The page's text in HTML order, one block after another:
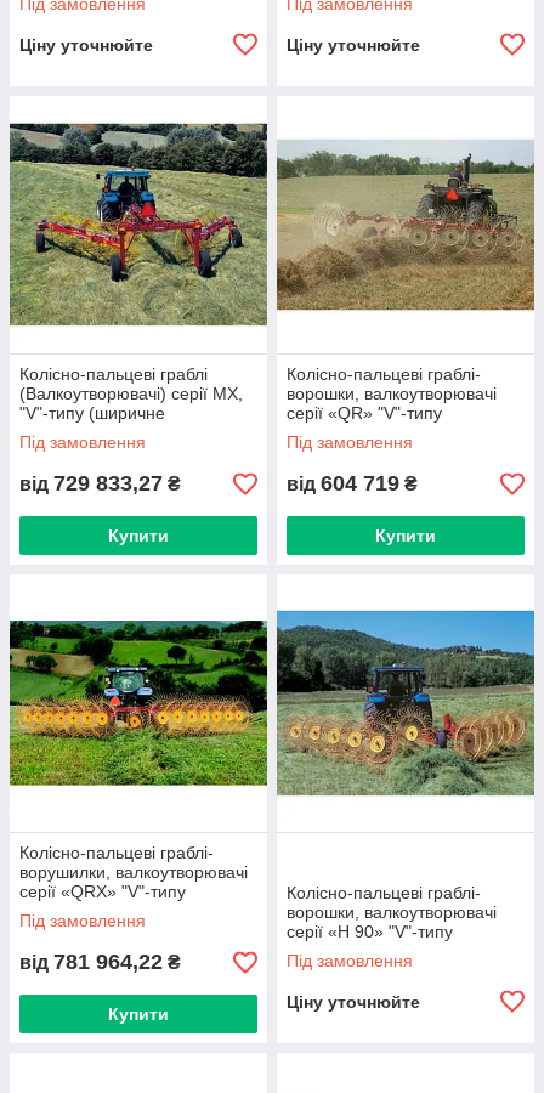
Ціну уточнюйте Ціну уточнюйте
Колісно-пальцеві граблі
(Валкоутворювачі) серії MX,
"V"-типу (ширичне
захоплення до 7,1 м)
Під замовлення
від 729 833,27 ₴
Купити
Колісно-пальцеві граблі-
ворошки, валкоутворювачі
серії «QR» "V"-типу
Під замовлення
від 604 719 ₴
Купити
Колісно-пальцеві граблі-
ворушилки, валкоутворювачі
серії «QRX» "V"-типу
Під замовлення
від 781 964,22 ₴
Купити
Колісно-пальцеві граблі-
ворошки, валкоутворювачі
серії «H 90» "V"-типу
Під замовлення
Ціну уточнюйте